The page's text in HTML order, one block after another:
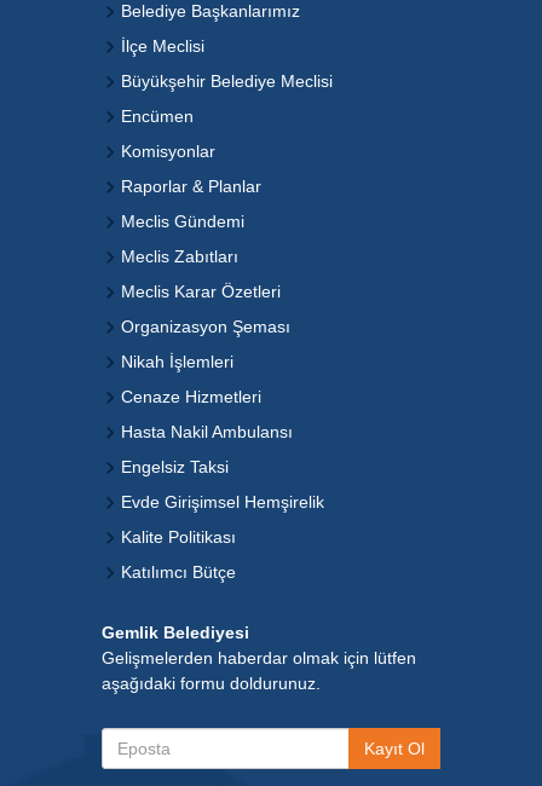
Belediye Başkanlarımız
İlçe Meclisi
Büyükşehir Belediye Meclisi
Encümen
Komisyonlar
Raporlar & Planlar
Meclis Gündemi
Meclis Zabıtları
Meclis Karar Özetleri
Organizasyon Şeması
Nikah İşlemleri
Cenaze Hizmetleri
Hasta Nakil Ambulansı
Engelsiz Taksi
Evde Girişimsel Hemşirelik
Kalite Politikası
Katılımcı Bütçe
Gemlik Belediyesi
Gelişmelerden haberdar olmak için lütfen
aşağıdaki formu doldurunuz.